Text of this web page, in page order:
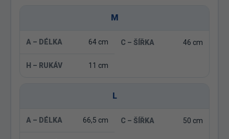
M
64 cm 46 cm
11 cm
L
66,5 cm 50 cm